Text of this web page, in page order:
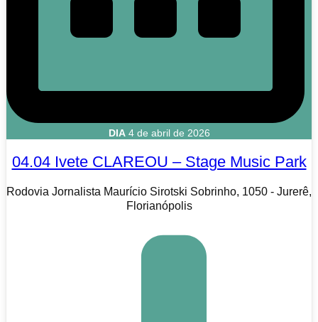
DIA4 de abril de 2026
04.04 Ivete CLAREOU – Stage Music Park
Rodovia Jornalista Maurício Sirotski Sobrinho, 1050 - Jurerê,
Florianópolis